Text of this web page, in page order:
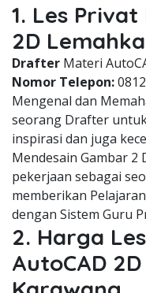
1. Les
2D
Drafter Materi
Nomor Telepon:
Mengenal dan
seorang Drafter
inspirasi dan juga
Mendesain Gambar
pekerjaan sebagai
memberikan
dengan Sistem Guru
2. Harga
AutoCAD